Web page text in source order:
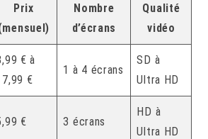
Prix
Nombre
d’écrans
Qualité
vidéo
€ à
€
1 à 4 écrans
SD à
Ultra HD
€ 3 écrans
HD à
Ultra HD